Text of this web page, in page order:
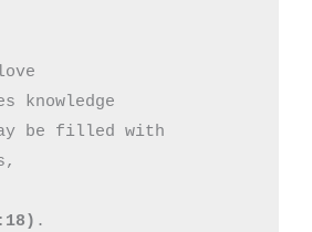
knowledge
be filled with